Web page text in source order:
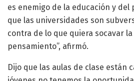
es enemigo de la educación y
que las universidades son
contra de lo que quiera socavar
pensamiento”, afirmó.
Dijo que las aulas de clase están